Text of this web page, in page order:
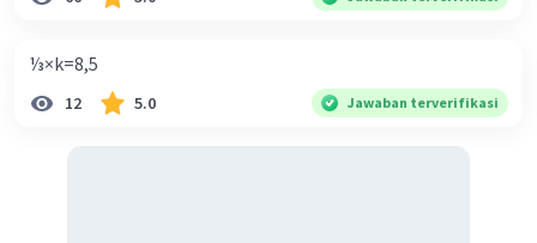
⅓×k=8,5
12 5.0 Jawaban terverifikasi